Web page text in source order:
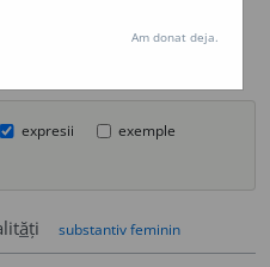
expresii
exemple
ăți substantiv feminin
Am donat deja.